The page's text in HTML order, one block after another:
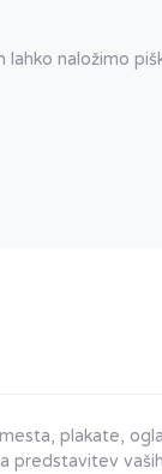
naložimo
plakate,
predstavitev